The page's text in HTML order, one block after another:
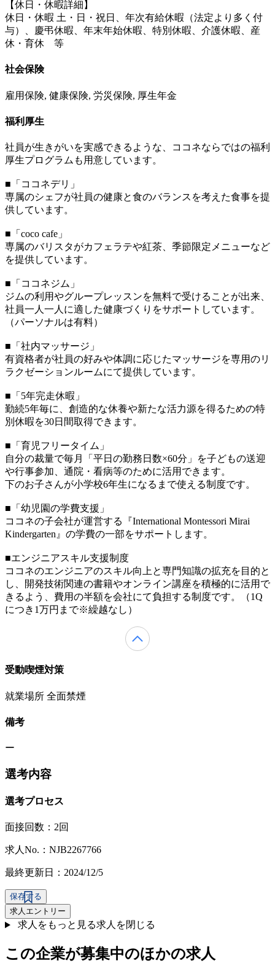
【休日・休暇詳細】
休日・休暇 土・日・祝日、年次有給休暇（法定より多く付
与）、慶弔休暇、年末年始休暇、特別休暇、介護休暇、産
休・育休 等
社会保険
雇用保険, 健康保険, 労災保険, 厚生年金
福利厚生
社員が生きがいを実感できるような、ココネならではの福利
厚生プログラムも用意しています。
■「ココネデリ」
専属のシェフが社員の健康と食のバランスを考えた食事を提
供しています。
■「coco cafe」
専属のバリスタがカフェラテや紅茶、季節限定メニューなど
を提供しています。
■「ココネジム」
ジムの利用やグループレッスンを無料で受けることが出来、
社員一人一人に適した健康づくりをサポートしています。
（パーソナルは有料）
■「社内マッサージ」
有資格者が社員の好みや体調に応じたマッサージを専用のリ
ラクゼーションルームにて提供しています。
■「5年完走休暇」
勤続5年毎に、創造的な休養や新たな活力源を得るための特
別休暇を30日間取得できます。
■「育児フリータイム」
自分の裁量で毎月「平日の勤務日数×60分」を子どもの送迎
や行事参加、通院・看病等のために活用できます。
下のお子さんが小学校6年生になるまで使える制度です。
■「幼児園の学費支援」
ココネの子会社が運営する『International Montessori Mirai
Kindergarten』の学費の一部をサポートします。
■エンジニアスキル支援制度
ココネのエンジニアのスキル向上と専門知識の拡充を目的と
し、開発技術関連の書籍やオンライン講座を積極的に活用で
きるよう、費用の半額を会社にて負担する制度です。（1Q
につき1万円まで※繰越なし）
受動喫煙対策
就業場所 全面禁煙
備考
ー
選考内容
選考プロセス
面接回数：2回
求人No.：NJB2267766
最終更新日：2024/12/5
保存する
求人エントリー
求人をもっと見る求人を閉じる
この企業が募集中のほかの求人